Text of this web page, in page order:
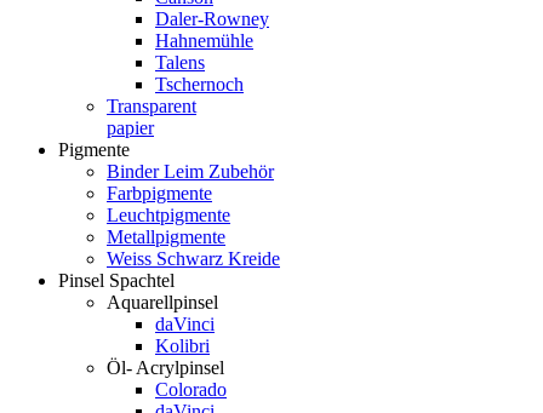
Daler-Rowney
Hahnemühle
Talens
Tschernoch
Transparent
papier
Pigmente
Binder Leim Zubehör
Farbpigmente
Leuchtpigmente
Metallpigmente
Weiss Schwarz Kreide
Pinsel Spachtel
Aquarellpinsel
daVinci
Kolibri
Öl- Acrylpinsel
Colorado